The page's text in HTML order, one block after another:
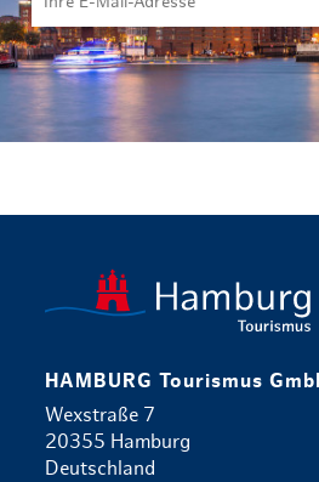
HAMBURG Tourismus
Wexstraße 7
20355 Hamburg
Deutschland